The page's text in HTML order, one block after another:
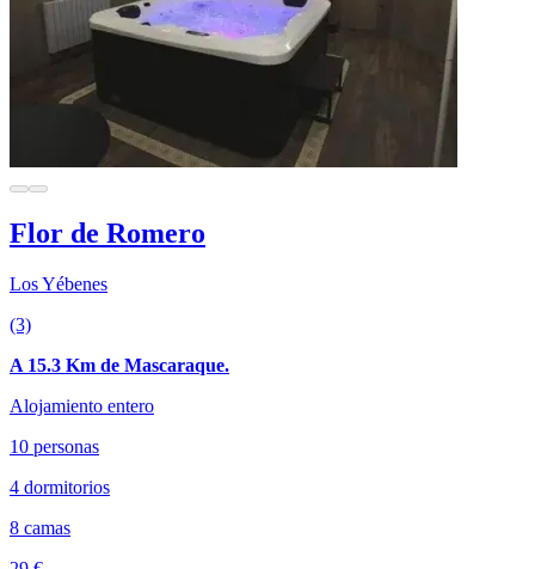
Flor de Romero
Los Yébenes
(3)
A 15.3 Km de Mascaraque.
Alojamiento entero
10 personas
4 dormitorios
8 camas